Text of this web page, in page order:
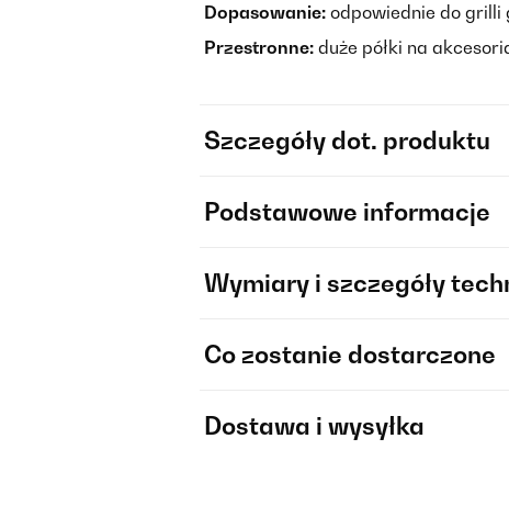
Dopasowanie: odpowiednie do grilli
Przestronne: duże półki na
Szczegóły dot. produktu
Podstawowe informacje
Wymiary i szczegóły
Co zostanie dostarczone
Dostawa i wysyłka